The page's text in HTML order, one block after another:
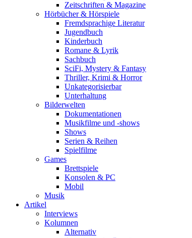
Zeitschriften & Magazine
Hörbücher & Hörspiele
Fremdsprachige Literatur
Jugendbuch
Kinderbuch
Romane & Lyrik
Sachbuch
SciFi, Mystery & Fantasy
Thriller, Krimi & Horror
Unkategorisierbar
Unterhaltung
Bilderwelten
Dokumentationen
Musikfilme und -shows
Shows
Serien & Reihen
Spielfilme
Games
Brettspiele
Konsolen & PC
Mobil
Musik
Artikel
Interviews
Kolumnen
Alternativ